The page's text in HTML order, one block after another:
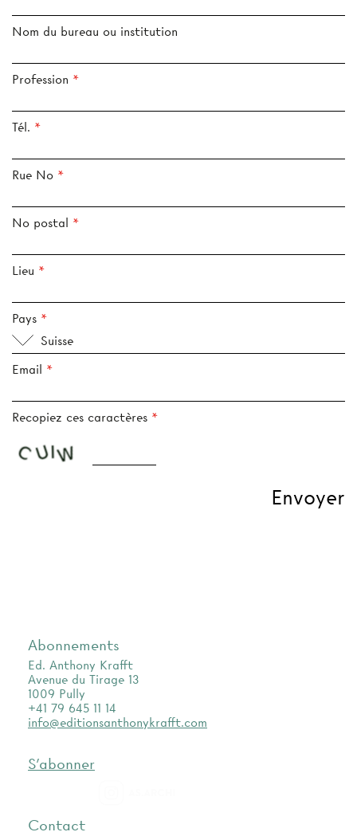
Nom du bureau ou institution
Profession
Tél.
Rue No
No postal
Lieu
Pays
Suisse
Email
Recopiez ces caractères
Abonnements
Ed. Anthony Krafft
Avenue du Tirage 13
1009 Pully
+41 79 645 11 14
info@editionsanthonykrafft.com
S'abonner
Contact